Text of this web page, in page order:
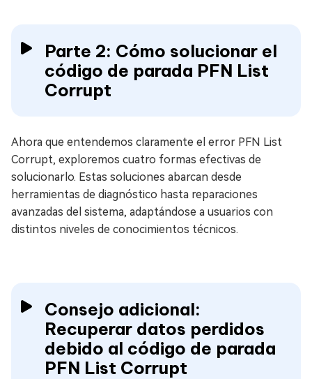
Parte 2: Cómo solucionar el
código de parada PFN List
Corrupt
Ahora que entendemos claramente el error PFN List
Corrupt, exploremos cuatro formas efectivas de
solucionarlo. Estas soluciones abarcan desde
herramientas de diagnóstico hasta reparaciones
avanzadas del sistema, adaptándose a usuarios con
distintos niveles de conocimientos técnicos.
Consejo adicional:
Recuperar datos perdidos
debido al código de parada
PFN List Corrupt